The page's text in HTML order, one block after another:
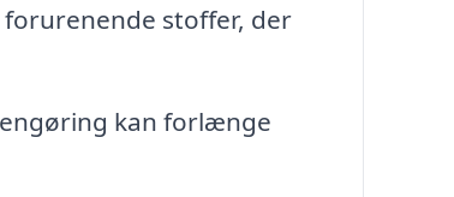
forurenende stoffer, der
kan forlænge